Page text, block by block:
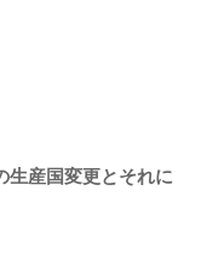
生産国変更とそれに